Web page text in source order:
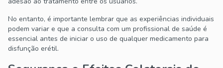
No entanto, é importante lembrar que as experiências individuais
podem variar e que a consulta com um profissional de saúde é
essencial antes de iniciar o uso de qualquer medicamento para
disfunção erétil.